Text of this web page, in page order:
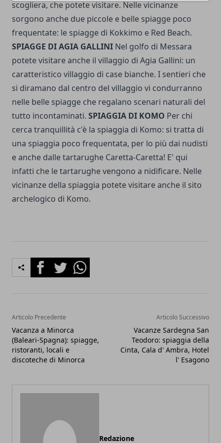
scogliera, che potete visitare. Nelle vicinanze
sorgono anche due piccole e belle spiagge poco
frequentate: le spiagge di Kokkimo e Red Beach.
SPIAGGE DI AGIA GALLINI Nel golfo di Messara
potete visitare anche il villaggio di Agia Gallini: un
caratteristico villaggio di case bianche. I sentieri che
si diramano dal centro del villaggio vi condurranno
nelle belle spiagge che regalano scenari naturali del
tutto incontaminati. SPIAGGIA DI KOMO Per chi
cerca tranquillità c'è la spiaggia di Komo: si tratta di
una spiaggia poco frequentata, per lo più dai nudisti
e anche dalle tartarughe Caretta-Caretta! E' qui
infatti che le tartarughe vengono a nidificare. Nelle
vicinanze della spiaggia potete visitare anche il sito
archelogico di Komo.
FacebookTwitterWhatsapp
Articolo Precedente
Vacanza a Minorca
(Baleari-Spagna): spiagge,
ristoranti, locali e
discoteche di Minorca
Articolo Successivo
Vacanze Sardegna San
Teodoro: spiaggia della
Cinta, Cala d' Ambra, Hotel
l' Esagono
Redazione